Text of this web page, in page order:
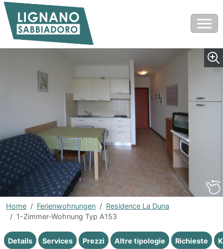
Home Ferienwohnungen
Residence La Duna
1-Zimmer-Wohnung Typ A153
Details Services Prezzi Altre tipologie Richieste